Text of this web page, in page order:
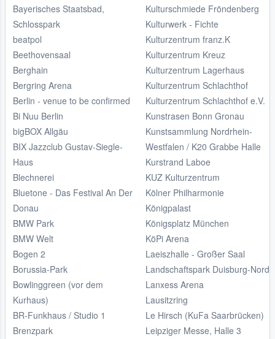
Bayerisches Staatsbad,
Schlosspark
beatpol
Beethovensaal
Berghain
Bergring Arena
Berlin - venue to be confirmed
Bi Nuu Berlin
bigBOX Allgäu
BIX Jazzclub Gustav-Siegle-
Haus
Blechnerei
Bluetone - Das Festival An Der
Donau
BMW Park
BMW Welt
Bogen 2
Borussia-Park
Bowlinggreen (vor dem
Kurhaus)
BR-Funkhaus / Studio 1
Brenzpark
Kulturschmiede Fröndenberg
Kulturwerk - Fichte
Kulturzentrum franz.K
Kulturzentrum Kreuz
Kulturzentrum Lagerhaus
Kulturzentrum Schlachthof
Kulturzentrum Schlachthof e.V.
Kunstrasen Bonn Gronau
Kunstsammlung Nordrhein-
Westfalen / K20 Grabbe Halle
Kurstrand Laboe
KUZ Kulturzentrum
Kölner Philharmonie
Königpalast
Königsplatz München
KöPi Arena
Laeiszhalle - Großer Saal
Landschaftspark Duisburg-Nord
Lanxess Arena
Lausitzring
Le Hirsch (KuFa Saarbrücken)
Leipziger Messe, Halle 3